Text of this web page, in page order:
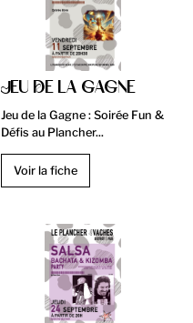
JEU DE LA GAGNE
Jeu de la Gagne : Soirée Fun &
Défis au Plancher...
Voir la fiche